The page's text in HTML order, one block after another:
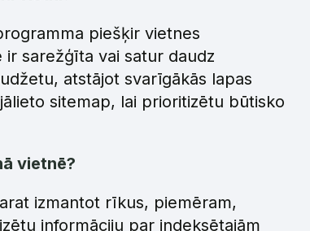
piešķir vietnes
sarežģīta vai satur daudz
atstājot svarīgākās lapas
sitemap, lai prioritizētu būtisko
vietnē?
izmantot rīkus, piemēram,
informāciju par indeksētajām